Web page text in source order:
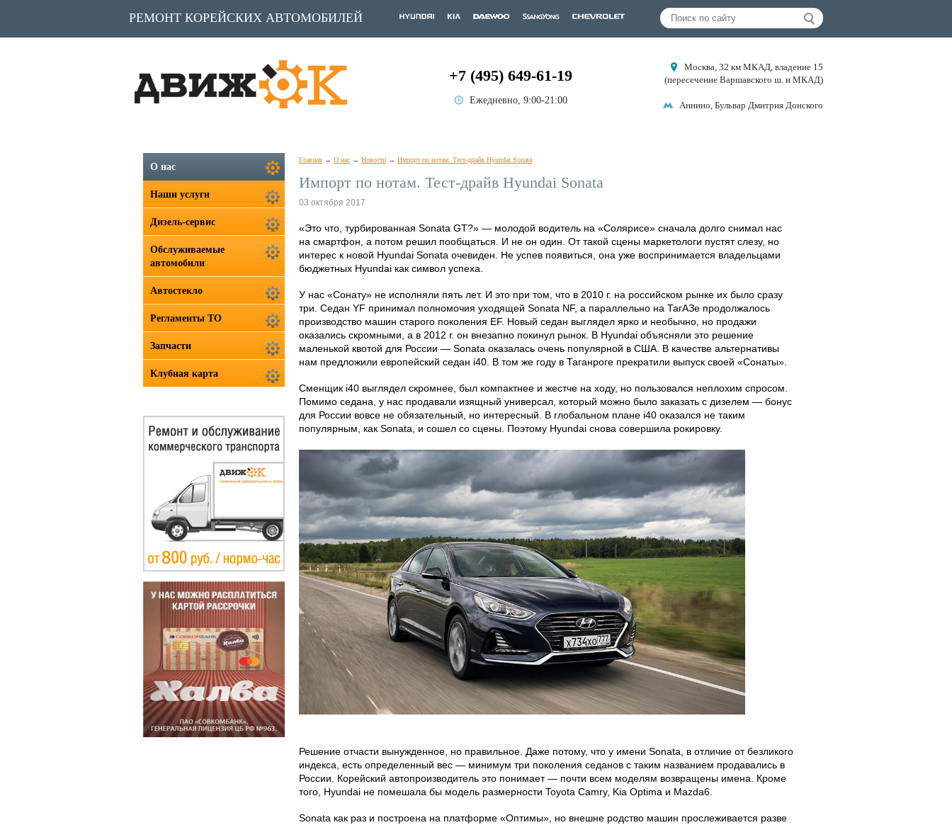
РЕМОНТ КОРЕЙСКИХ АВТОМОБИЛЕЙ
+7 (495) 649-61-19
Ежедневно, 9:00-21:00
Москва, 32 км МКАД, владение 15
(пересечение Варшавского ш. и МКАД)
Аннино, Бульвар Дмитрия Донского
Главная О нас Новости Импорт по нотам. Тест-драйв Hyundai Sonata
Импорт по нотам. Тест-драйв Hyundai Sonata
03 октября 2017
«Это что, турбированная Sonata GT?» — молодой водитель на «Солярисе» сначала долго снимал нас
на смартфон, а потом решил пообщаться. И не он один. От такой сцены маркетологи пустят слезу, но
интерес к новой Hyundai Sonata очевиден. Не успев появиться, она уже воспринимается владельцами
бюджетных Hyundai как символ успеха.
У нас «Сонату» не исполняли пять лет. И это при том, что в 2010 г. на российском рынке их было сразу
три. Седан YF принимал полномочия уходящей Sonata NF, а параллельно на ТагАЗе продолжалось
производство машин старого поколения EF. Новый седан выглядел ярко и необычно, но продажи
оказались скромными, а в 2012 г. он внезапно покинул рынок. В Hyundai объясняли это решение
маленькой квотой для России — Sonata оказалась очень популярной в США. В качестве альтернативы
нам предложили европейский седан i40. В том же году в Таганроге прекратили выпуск своей «Сонаты».
Сменщик i40 выглядел скромнее, был компактнее и жестче на ходу, но пользовался неплохим спросом.
Помимо седана, у нас продавали изящный универсал, который можно было заказать с дизелем — бонус
для России вовсе не обязательный, но интересный. В глобальном плане i40 оказался не таким
популярным, как Sonata, и сошел со сцены. Поэтому Hyundai снова совершила рокировку.
Решение отчасти вынужденное, но правильное. Даже потому, что у имени Sonata, в отличие от безликого
индекса, есть определенный вес — минимум три поколения седанов с таким названием продавались в
России. Корейский автопроизводитель это понимает — почти всем моделям возвращены имена. Кроме
того, Hyundai не помешала бы модель размерности Toyota Camry, Kia Optima и Mazda6.
Sonata как раз и построена на платформе «Оптимы», но внешне родство машин прослеживается разве
О нас
Наши услуги
Дизель-сервис
Обслуживаемые
автомобили
Автостекло
Регламенты ТО
Запчасти
Клубная карта